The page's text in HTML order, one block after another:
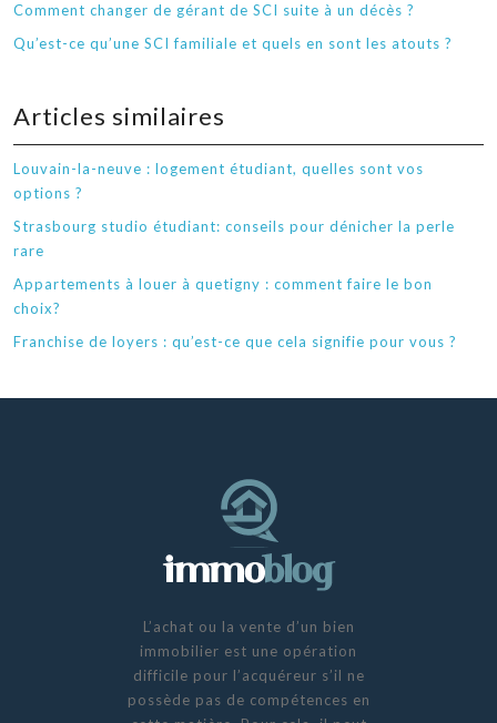
Comment changer de gérant de SCI suite à un décès ?
Qu’est-ce qu’une SCI familiale et quels en sont les atouts ?
Articles similaires
Louvain-la-neuve : logement étudiant, quelles sont vos
options ?
Strasbourg studio étudiant: conseils pour dénicher la perle
rare
Appartements à louer à quetigny : comment faire le bon
choix?
Franchise de loyers : qu’est-ce que cela signifie pour vous ?
L’achat ou la vente d’un bien
immobilier est une opération
difficile pour l’acquéreur s’il ne
possède pas de compétences en